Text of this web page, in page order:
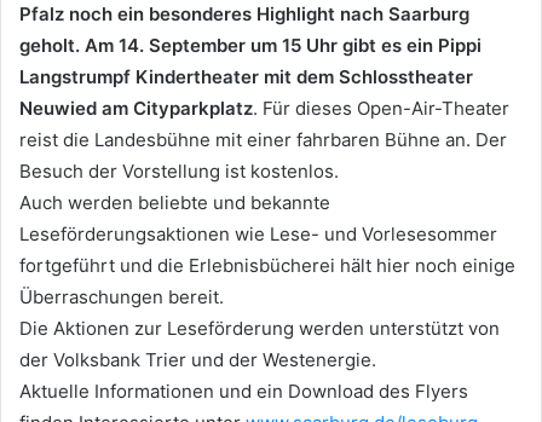
Pfalz noch ein besonderes Highlight nach Saarburg
geholt. Am 14. September um 15 Uhr gibt es ein Pippi
Langstrumpf Kindertheater mit dem Schlosstheater
Neuwied am Cityparkplatz. Für dieses Open-Air-Theater
reist die Landesbühne mit einer fahrbaren Bühne an. Der
Besuch der Vorstellung ist kostenlos.
Auch werden beliebte und bekannte
Leseförderungsaktionen wie Lese- und Vorlesesommer
fortgeführt und die Erlebnisbücherei hält hier noch einige
Überraschungen bereit.
Die Aktionen zur Leseförderung werden unterstützt von
der Volksbank Trier und der Westenergie.
Aktuelle Informationen und ein Download des Flyers